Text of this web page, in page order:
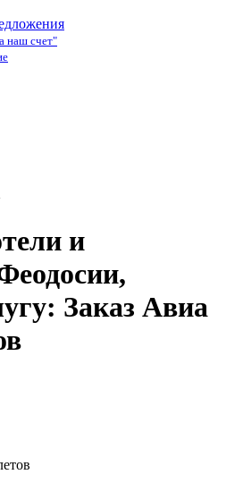
наш счет"
и
Заказ Авиа